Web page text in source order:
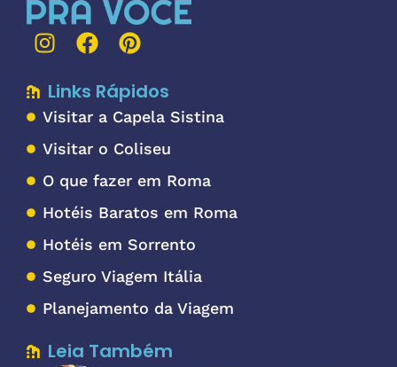
Links Rápidos
Visitar a Capela Sistina
Visitar o Coliseu
O que fazer em Roma
Hotéis Baratos em Roma
Hotéis em Sorrento
Seguro Viagem Itália
Planejamento da Viagem
Leia Também